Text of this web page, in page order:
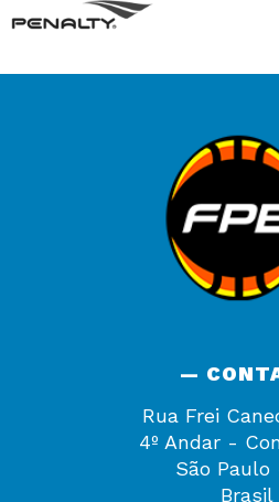
—
Rua Frei
4º Andar -
São Paulo
Brasil